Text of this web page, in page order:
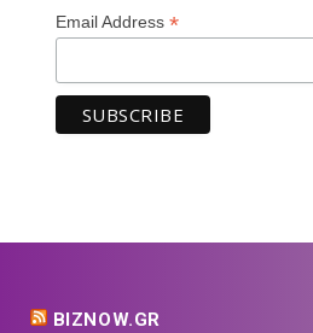
Email Address *
BIZNOW.GR